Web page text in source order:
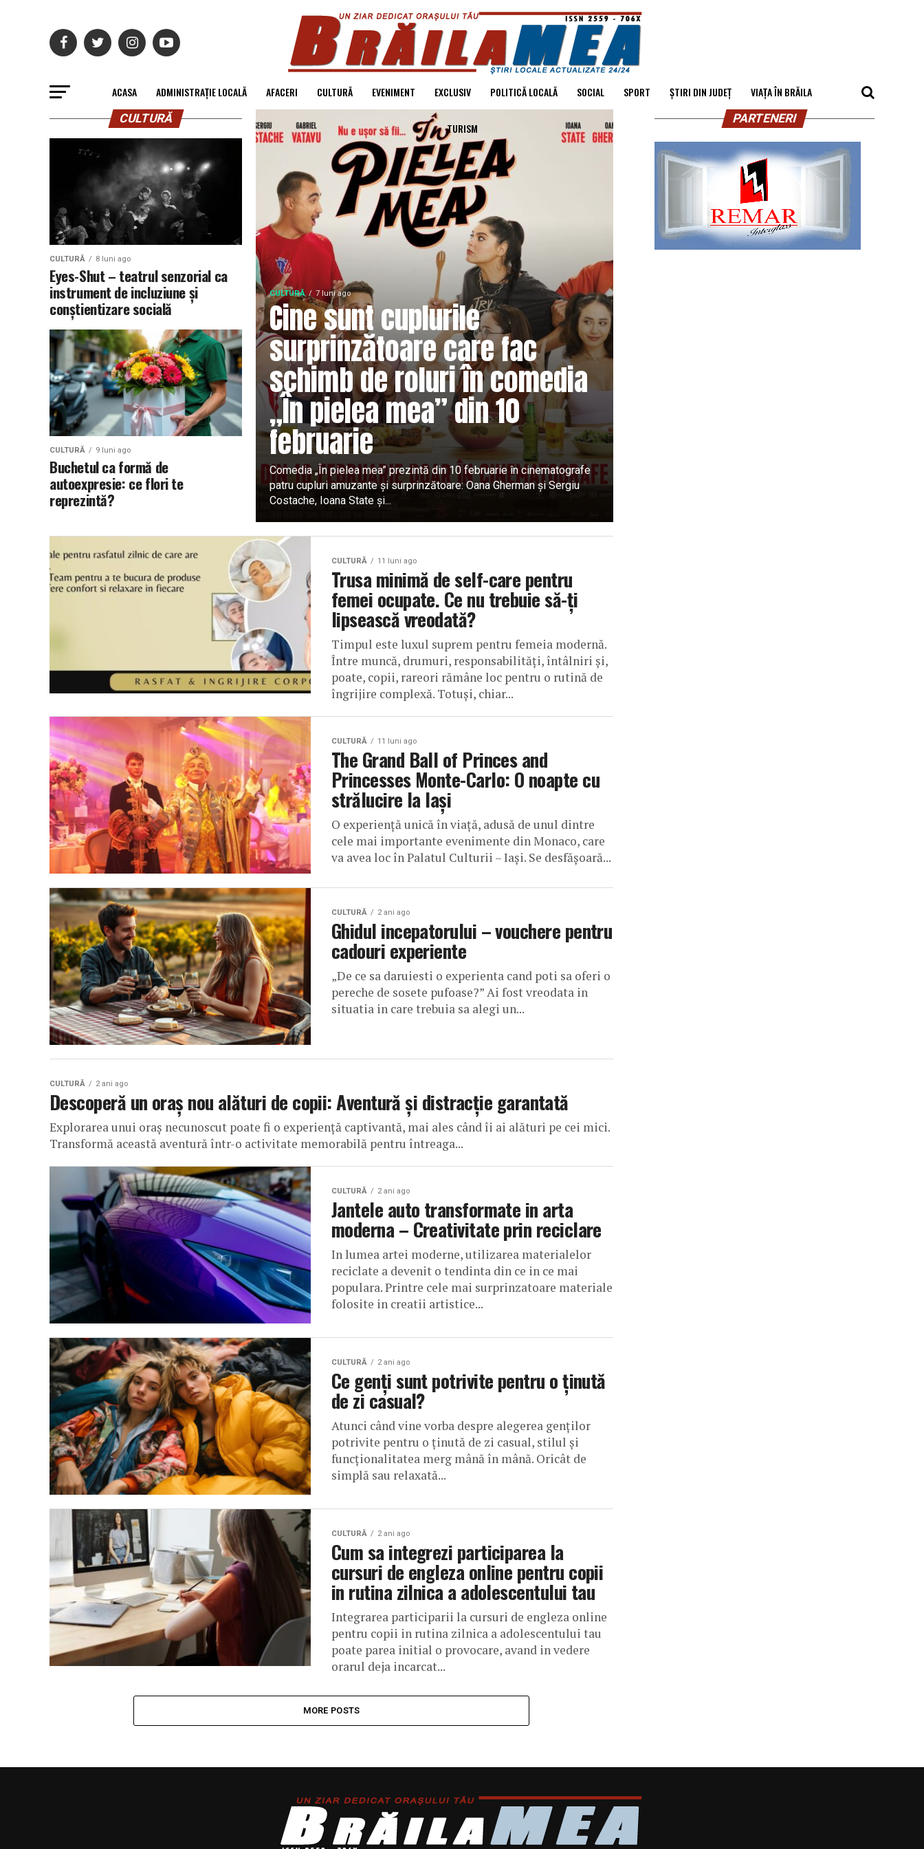
ACASA ADMINISTRAȚIE LOCALĂ AFACERI CULTURĂ EVENIMENT EXCLUSIV POLITICĂ LOCALĂ SOCIAL SPORT ȘTIRI DIN JUDEȚ VIAȚA ÎN BRĂILA
TURISM
CULTURĂ 7 luni ago
Cine sunt cuplurile
surprinzătoare care fac
schimb de roluri în comedia
„În pielea mea” din 10
februarie
Comedia „În pielea mea” prezintă din 10 februarie în cinematografe
patru cupluri amuzante și surprinzătoare: Oana Gherman și Sergiu
Costache, Ioana State și...
CULTURĂ
CULTURĂ 8 luni ago
Eyes-Shut – teatrul senzorial ca
instrument de incluziune și
conștientizare socială
CULTURĂ 9 luni ago
Buchetul ca formă de
autoexpresie: ce flori te
reprezintă?
CULTURĂ 11 luni ago
Trusa minimă de self-care pentru
femei ocupate. Ce nu trebuie să-ți
lipsească vreodată?
Timpul este luxul suprem pentru femeia modernă.
Între muncă, drumuri, responsabilități, întâlniri și,
poate, copii, rareori rămâne loc pentru o rutină de
îngrijire complexă. Totuși, chiar...
CULTURĂ 11 luni ago
The Grand Ball of Princes and
Princesses Monte-Carlo: O noapte cu
strălucire la Iași
O experiență unică în viață, adusă de unul dintre
cele mai importante evenimente din Monaco, care
va avea loc în Palatul Culturii – Iași. Se desfășoară...
CULTURĂ 2 ani ago
Ghidul incepatorului – vouchere pentru
cadouri experiente
„De ce sa daruiesti o experienta cand poti sa oferi o
pereche de sosete pufoase?” Ai fost vreodata in
situatia in care trebuia sa alegi un...
CULTURĂ 2 ani ago
Descoperă un oraș nou alături de copii: Aventură și distracție garantată
Explorarea unui oraș necunoscut poate fi o experiență captivantă, mai ales când îi ai alături pe cei mici.
Transformă această aventură într-o activitate memorabilă pentru întreaga...
CULTURĂ 2 ani ago
Jantele auto transformate in arta
moderna – Creativitate prin reciclare
In lumea artei moderne, utilizarea materialelor
reciclate a devenit o tendinta din ce in ce mai
populara. Printre cele mai surprinzatoare materiale
folosite in creatii artistice...
CULTURĂ 2 ani ago
Ce genți sunt potrivite pentru o ținută
de zi casual?
Atunci când vine vorba despre alegerea genților
potrivite pentru o ținută de zi casual, stilul și
funcționalitatea merg mână în mână. Oricât de
simplă sau relaxată...
CULTURĂ 2 ani ago
Cum sa integrezi participarea la
cursuri de engleza online pentru copii
in rutina zilnica a adolescentului tau
Integrarea participarii la cursuri de engleza online
pentru copii in rutina zilnica a adolescentului tau
poate parea initial o provocare, avand in vedere
orarul deja incarcat...
MORE POSTS
PARTENERI